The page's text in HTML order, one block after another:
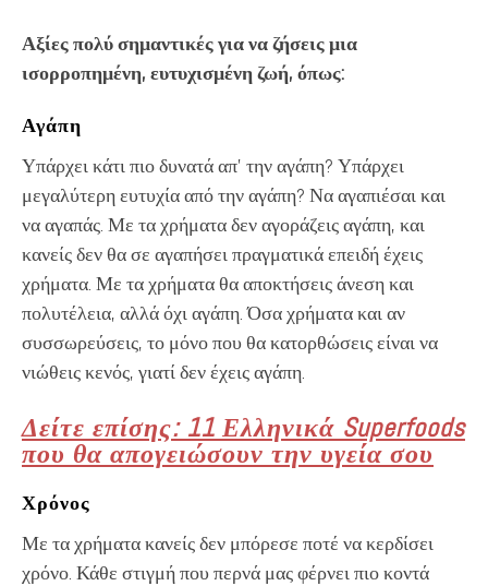
Αξίες πολύ σημαντικές για να ζήσεις μια
ισορροπημένη, ευτυχισμένη ζωή, όπως:
Αγάπη
Υπάρχει κάτι πιο δυνατά απ’ την αγάπη? Υπάρχει
μεγαλύτερη ευτυχία από την αγάπη? Να αγαπιέσαι και
να αγαπάς. Με τα χρήματα δεν αγοράζεις αγάπη, και
κανείς δεν θα σε αγαπήσει πραγματικά επειδή έχεις
χρήματα. Με τα χρήματα θα αποκτήσεις άνεση και
πολυτέλεια, αλλά όχι αγάπη. Όσα χρήματα και αν
συσσωρεύσεις, το μόνο που θα κατορθώσεις είναι να
νιώθεις κενός, γιατί δεν έχεις αγάπη.
Δείτε επίσης: 11 Ελληνικά Superfoods
που θα απογειώσουν την υγεία σου
Χρόνος
Με τα χρήματα κανείς δεν μπόρεσε ποτέ να κερδίσει
χρόνο. Κάθε στιγμή που περνά μας φέρνει πιο κοντά